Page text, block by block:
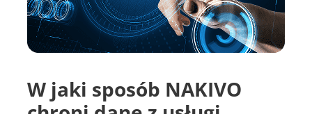
W jaki sposób NAKIVO
chroni dane z usługi
Microsoft 365
Przegląd sposobów, w jakie NAKIVO